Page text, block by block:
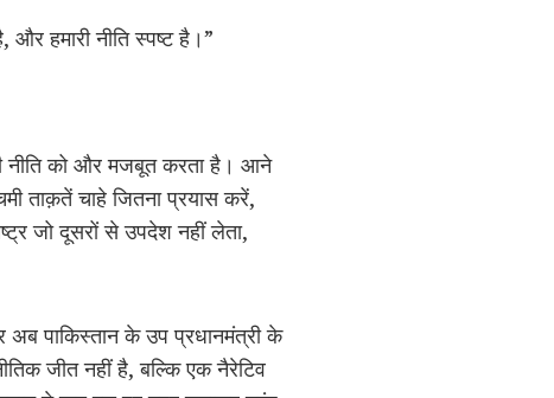
और हमारी नीति स्पष्ट है।”
नीति को और मजबूत करता है। आने
ताक़तें चाहे जितना प्रयास करें,
जो दूसरों से उपदेश नहीं लेता,
अब पाकिस्तान के उप प्रधानमंत्री के
जीत नहीं है, बल्कि एक नैरेटिव